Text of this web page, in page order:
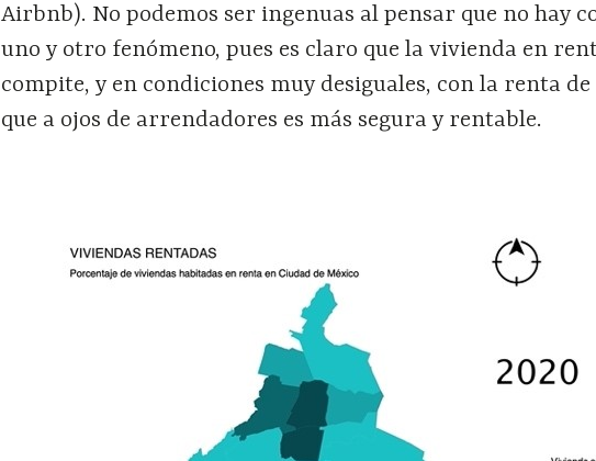
Airbnb). No podemos ser ingenuas al pensar que no hay
uno y otro fenómeno, pues es claro que la vivienda en
compite, y en condiciones muy desiguales, con la renta
que a ojos de arrendadores es más segura y rentable.